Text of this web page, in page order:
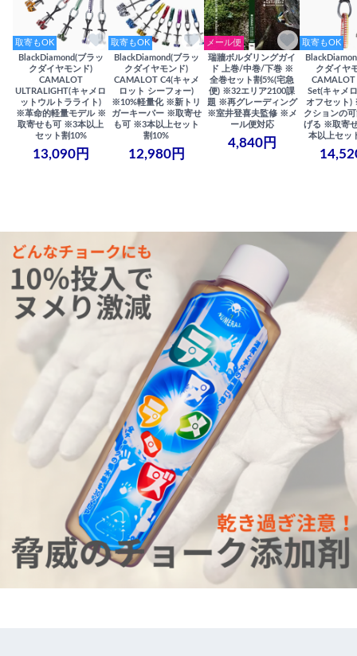
取寄もOK
BlackDiamond(ブラッ
クダイヤモンド)
CAMALOT
ULTRALIGHT(キャメロ
ットウルトラライト)
※革命的軽量モデル ※
取寄せも可 ※3本以上
セット割10%
13,090円
取寄もOK
BlackDiamond(ブラッ
クダイヤモンド)
CAMALOT C4(キャメ
ロット シーフォー)
※10%軽量化 ※新トリ
ガーキーパー ※取寄せ
も可 ※3本以上セット
割10%
12,980円
メール便
瑞牆ボルダリングガイ
ド 上巻/中巻/下巻 ※
全巻セット割5%(宅急
便) ※32エリア2100課
題 ※再グレーディング
※室井登喜夫監修 ※メ
ール便対応
4,840円
取寄もOK
クダイヤ
Set(キャメ
オフセット)
クションの
げる ※取寄
本以上セッ